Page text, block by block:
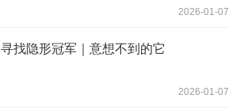
2026-01-07
寻找隐形冠军｜意想不到的它
2026-01-07